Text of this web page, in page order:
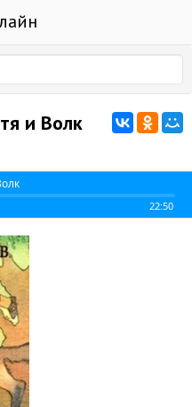
и Волк
22:50